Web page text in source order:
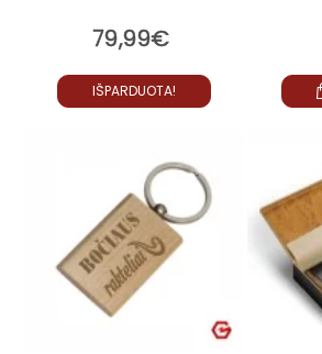
79,99€
IŠPARDUOTA!